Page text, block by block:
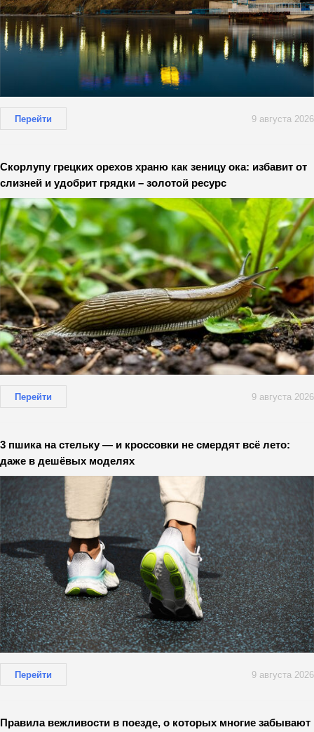
Перейти 9 августа 2026
Скорлупу грецких орехов храню как зеницу ока: избавит от
слизней и удобрит грядки – золотой ресурс
Перейти 9 августа 2026
3 пшика на стельку — и кроссовки не смердят всё лето:
даже в дешёвых моделях
Перейти 9 августа 2026
Правила вежливости в поезде, о которых многие забывают